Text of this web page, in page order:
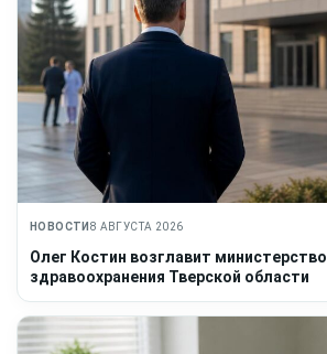
НОВОСТИ 8 АВГУСТА 2026
Олег Костин возглавит министерство
здравоохранения Тверской области